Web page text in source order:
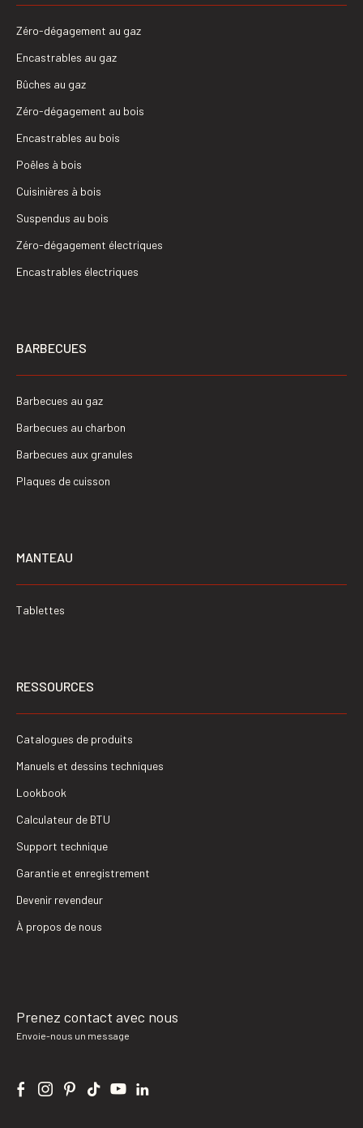
Zéro-dégagement au gaz
Encastrables au gaz
Bûches au gaz
Zéro-dégagement au bois
Encastrables au bois
Poêles à bois
Cuisinières à bois
Suspendus au bois
Zéro-dégagement électriques
Encastrables électriques
BARBECUES
Barbecues au gaz
Barbecues au charbon
Barbecues aux granules
Plaques de cuisson
MANTEAU
Tablettes
RESSOURCES
Catalogues de produits
Manuels et dessins techniques
Lookbook
Calculateur de BTU
Support technique
Garantie et enregistrement
Devenir revendeur
À propos de nous
Prenez contact avec nous
Envoie-nous un message